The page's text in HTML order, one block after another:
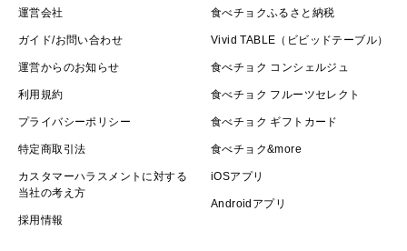
運営会社
ガイド/お問い合わせ
運営からのお知らせ
利用規約
プライバシーポリシー
特定商取引法
カスタマーハラスメントに対する
当社の考え方
採用情報
食べチョクふるさと納税
Vivid TABLE（ビビッドテーブル）
食べチョク コンシェルジュ
食べチョク フルーツセレクト
食べチョク ギフトカード
食べチョク&more
iOSアプリ
Androidアプリ